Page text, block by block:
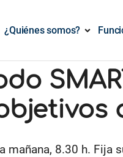
¿Quiénes somos?
mañana, 8.30 h. Fija